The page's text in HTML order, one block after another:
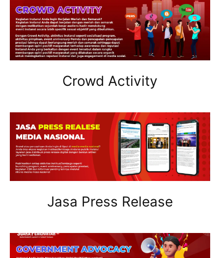
Crowd Activity
Jasa Press Release